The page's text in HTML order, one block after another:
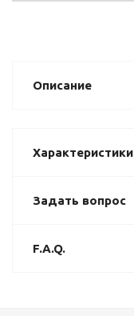
Описание
Характеристики
Задать вопрос
F.A.Q.